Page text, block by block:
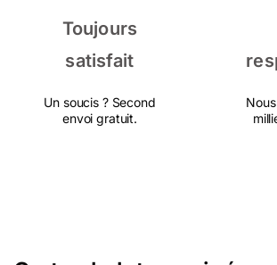
Toujours
satisfait
Un soucis ? Second
envoi gratuit.